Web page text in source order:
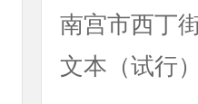
南宫市西丁
文本（试行